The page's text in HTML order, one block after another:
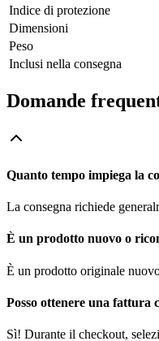
Indice di protezione
Dimensioni
Peso
Inclusi nella consegna
Domande
Quanto tempo impiega la
La consegna richiede
È un prodotto nuovo o
È un prodotto originale
Posso ottenere una fattura
Sì! Durante il checkout,